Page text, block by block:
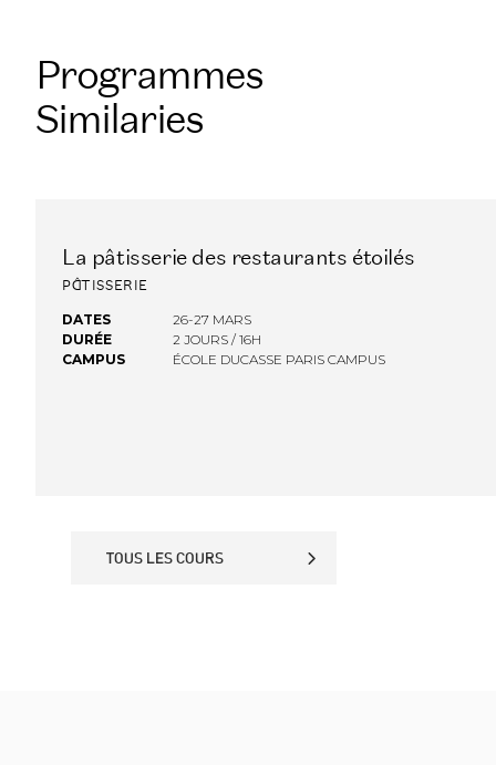
Programmes
Similaries
FINANCEMENT OPCO
La pâtisserie des restaurants étoilés
PÂTISSERIE
DATES
26-27 MARS
DURÉE
2 JOURS / 16H
CAMPUS
ÉCOLE DUCASSE PARIS CAMPUS
TOUS LES COURS